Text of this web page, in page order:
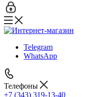
Telegram
WhatsApp
Телефоны
+7 (343) 319-13-40